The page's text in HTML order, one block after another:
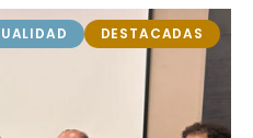
DESTACADAS